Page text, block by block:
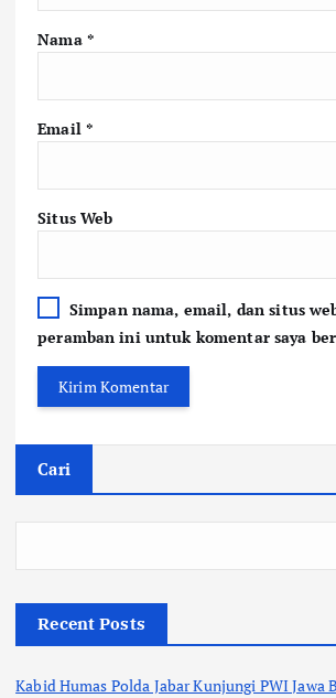
Nama *
Email *
Situs Web
Simpan nama, email, dan situs
peramban ini untuk komentar saya
Cari
Recent Posts
Kabid Humas Polda Jabar Kunjungi PWI Jawa